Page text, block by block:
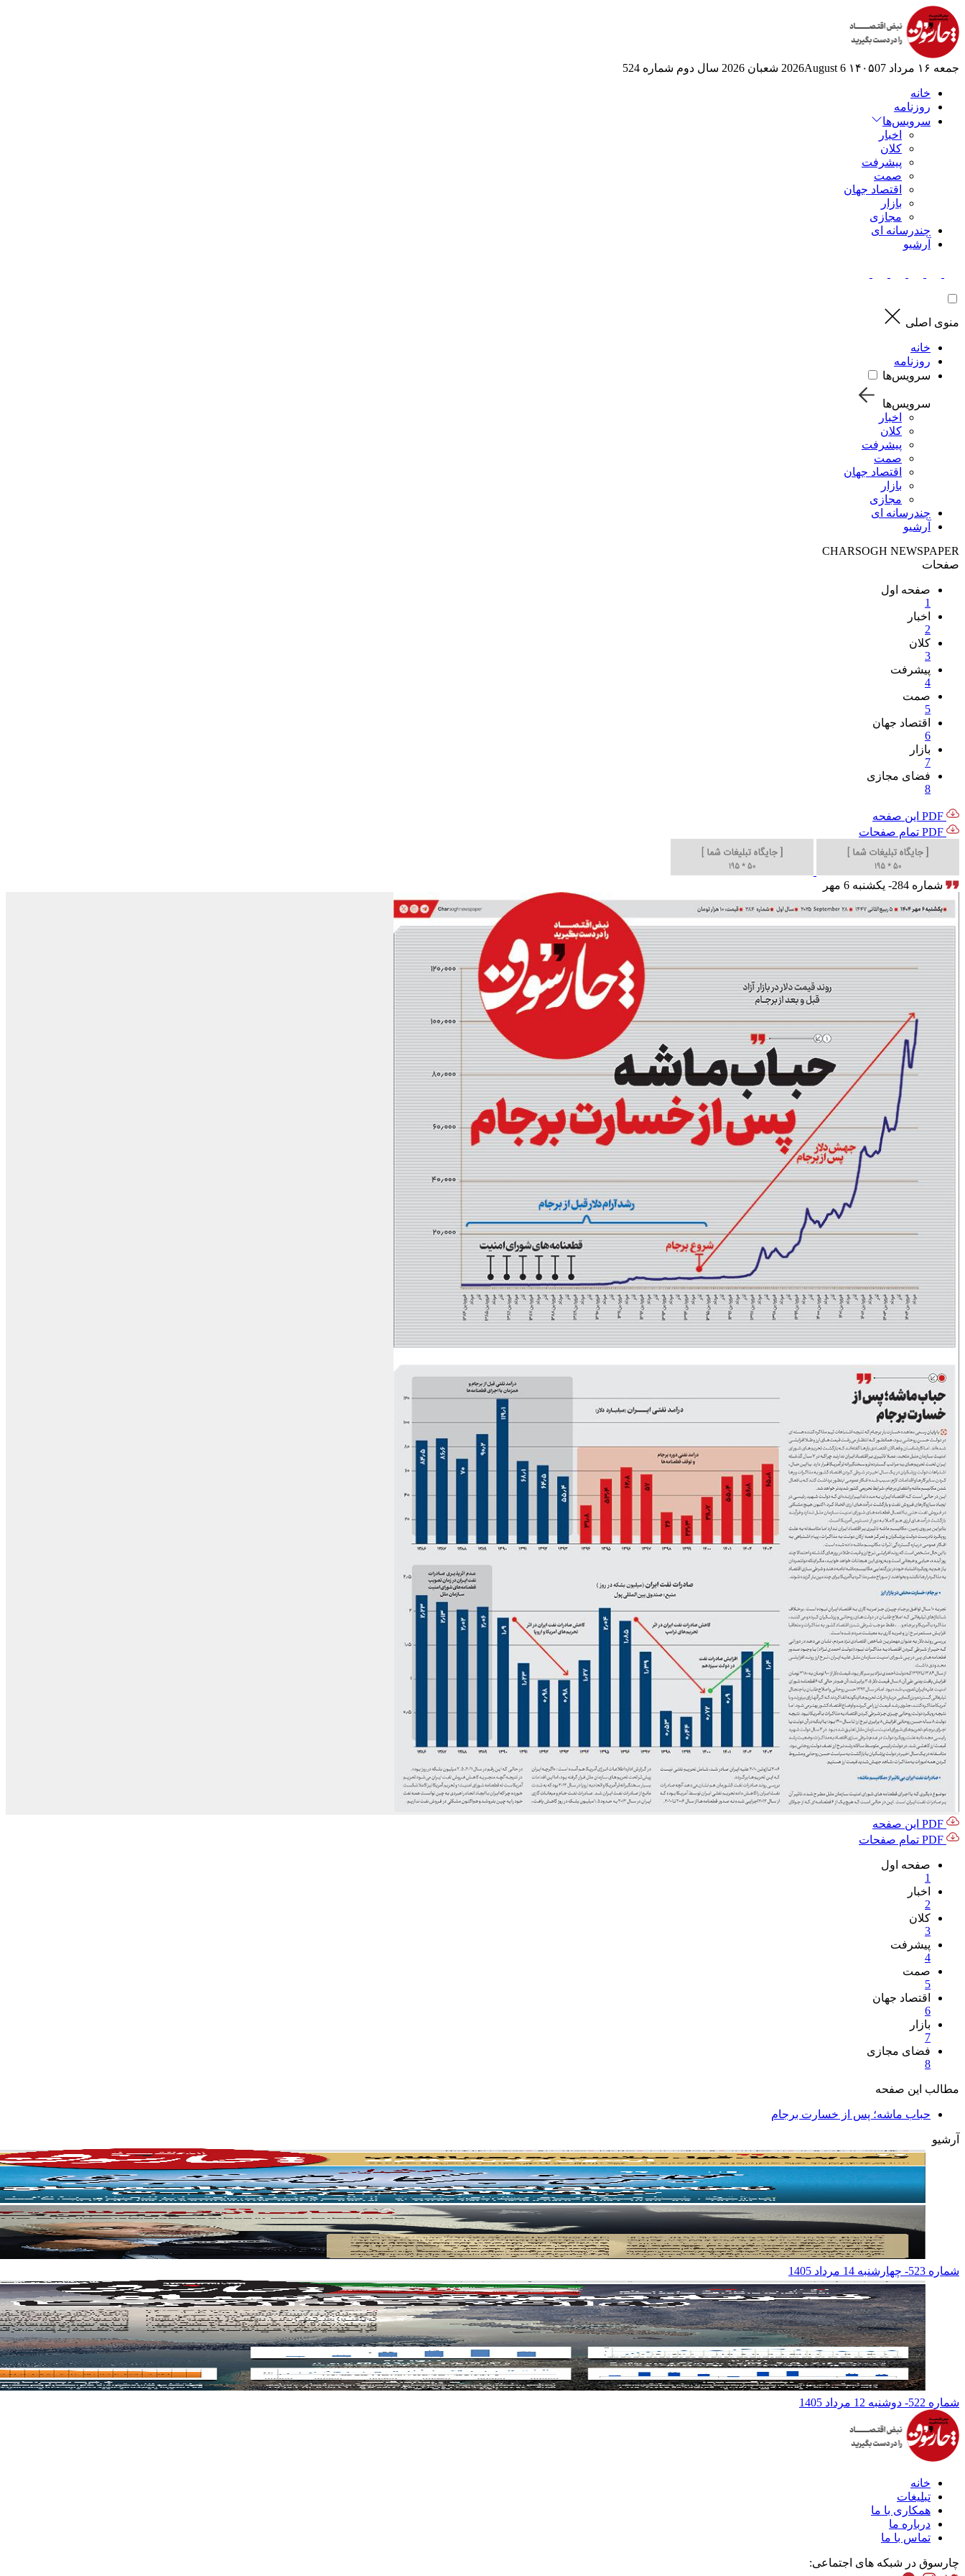
جمعه ۱۶ مرداد ۱۴۰۵ 07 2026August 6 شعبان 2026 سال دوم شماره 524
خانه
روزنامه
سرویس‌ها
اخبار
کلان
پیشرفت
صمت
اقتصاد جهان
بازار
مجازی
چندرسانه ای
آرشیو
منوی اصلی
خانه
روزنامه
سرویس‌ها
سرویس‌ها
اخبار
کلان
پیشرفت
صمت
اقتصاد جهان
بازار
مجازی
چندرسانه ای
آرشیو
CHARSOGH NEWSPAPER
صفحات
صفحه اول
1
اخبار
2
کلان
3
پیشرفت
4
صمت
5
اقتصاد جهان
6
بازار
7
فضای مجازی
8
شماره 284- یکشنبه 6 مهر
صفحه اول
1
اخبار
2
کلان
3
پیشرفت
4
صمت
5
اقتصاد جهان
6
بازار
7
فضای مجازی
8
مطالب این صفحه
حباب ماشه؛ پس از خسارت برجام
آرشیو
شماره 523- چهارشنبه 14 مرداد 1405
شماره 522- دوشنبه 12 مرداد 1405
خانه
تبلیغات
همکاری با ما
درباره ما
تماس با ما
چارسوق در شبکه های اجتماعی: